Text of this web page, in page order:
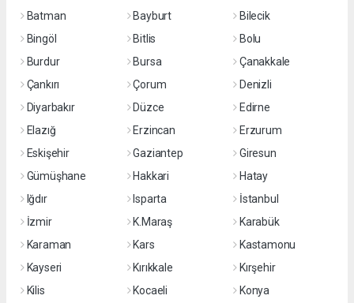
Batman
Bayburt
Bilecik
Bingöl
Bitlis
Bolu
Burdur
Bursa
Çanakkale
Çankırı
Çorum
Denizli
Diyarbakır
Düzce
Edirne
Elazığ
Erzincan
Erzurum
Eskişehir
Gaziantep
Giresun
Gümüşhane
Hakkari
Hatay
Iğdır
Isparta
İstanbul
İzmir
K.Maraş
Karabük
Karaman
Kars
Kastamonu
Kayseri
Kırıkkale
Kırşehir
Kilis
Kocaeli
Konya